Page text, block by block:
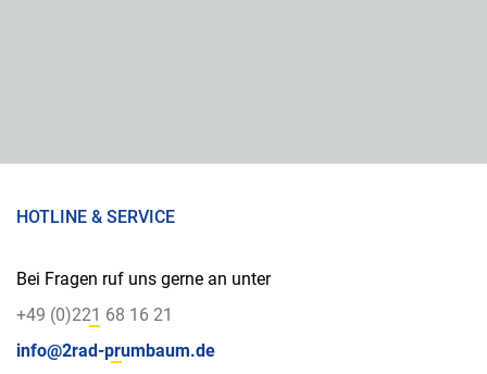
HOTLINE & SERVICE
Bei Fragen ruf uns gerne an unter
+49 (0)221 68 16 21
info@2rad-prumbaum.de